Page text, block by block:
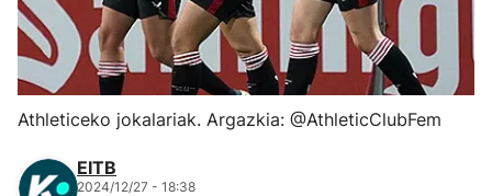
Mendi-lasterketak
Kirol gehiago
Athleticeko jokalariak. Argazkia: @AthleticClubFem
EITB
2024/12/27 - 18:38